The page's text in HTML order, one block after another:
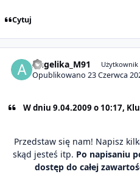
Cytuj
Angelika_M91 Użytkownik
Opublikowano23 Czerwca
W dniu 9.04.2009 o 10:17,
Przedstaw się nam! Napisz
skąd jesteś itp. Po napisaniu
dostęp do całej